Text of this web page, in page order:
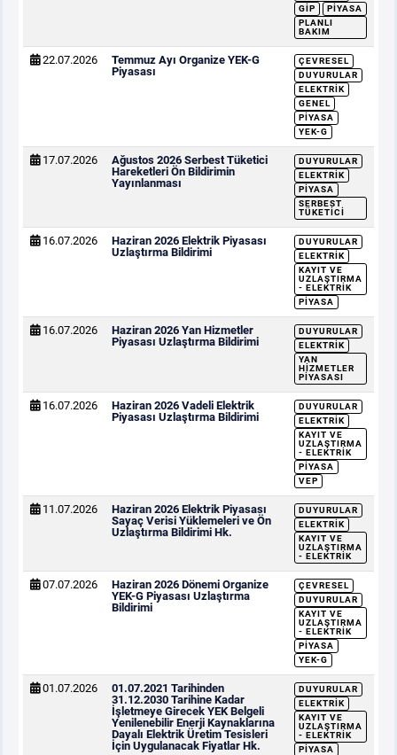
GİP
PIYASA
PLANLI
BAKIM
22.07.2026
Temmuz Ayı Organize YEK-G
Piyasası
ÇEVRESEL
DUYURULAR
ELEKTRIK
GENEL
PIYASA
YEK-G
17.07.2026
Ağustos 2026 Serbest Tüketici
Hareketleri Ön Bildirimin
Yayınlanması
DUYURULAR
ELEKTRIK
PIYASA
SERBEST
TÜKETICI
16.07.2026
Haziran 2026 Elektrik Piyasası
Uzlaştırma Bildirimi
DUYURULAR
ELEKTRIK
KAYIT VE
UZLAŞTIRMA
- ELEKTRIK
PIYASA
16.07.2026
Haziran 2026 Yan Hizmetler
Piyasası Uzlaştırma Bildirimi
DUYURULAR
ELEKTRIK
YAN
HIZMETLER
PIYASASI
16.07.2026
Haziran 2026 Vadeli Elektrik
Piyasası Uzlaştırma Bildirimi
DUYURULAR
ELEKTRIK
KAYIT VE
UZLAŞTIRMA
- ELEKTRIK
PIYASA
VEP
11.07.2026
Haziran 2026 Elektrik Piyasası
Sayaç Verisi Yüklemeleri ve Ön
Uzlaştırma Bildirimi Hk.
DUYURULAR
ELEKTRIK
KAYIT VE
UZLAŞTIRMA
- ELEKTRIK
07.07.2026
Haziran 2026 Dönemi Organize
YEK-G Piyasası Uzlaştırma
Bildirimi
ÇEVRESEL
DUYURULAR
KAYIT VE
UZLAŞTIRMA
- ELEKTRIK
PIYASA
YEK-G
01.07.2026
01.07.2021 Tarihinden
31.12.2030 Tarihine Kadar
İşletmeye Girecek YEK Belgeli
Yenilenebilir Enerji Kaynaklarına
Dayalı Elektrik Üretim Tesisleri
İçin Uygulanacak Fiyatlar Hk.
DUYURULAR
ELEKTRIK
KAYIT VE
UZLAŞTIRMA
- ELEKTRIK
PIYASA